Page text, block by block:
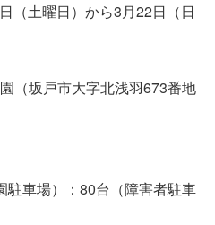
（土曜日）から3月22日（日
（坂戸市大字北浅羽673番地
駐車場）：80台（障害者駐車